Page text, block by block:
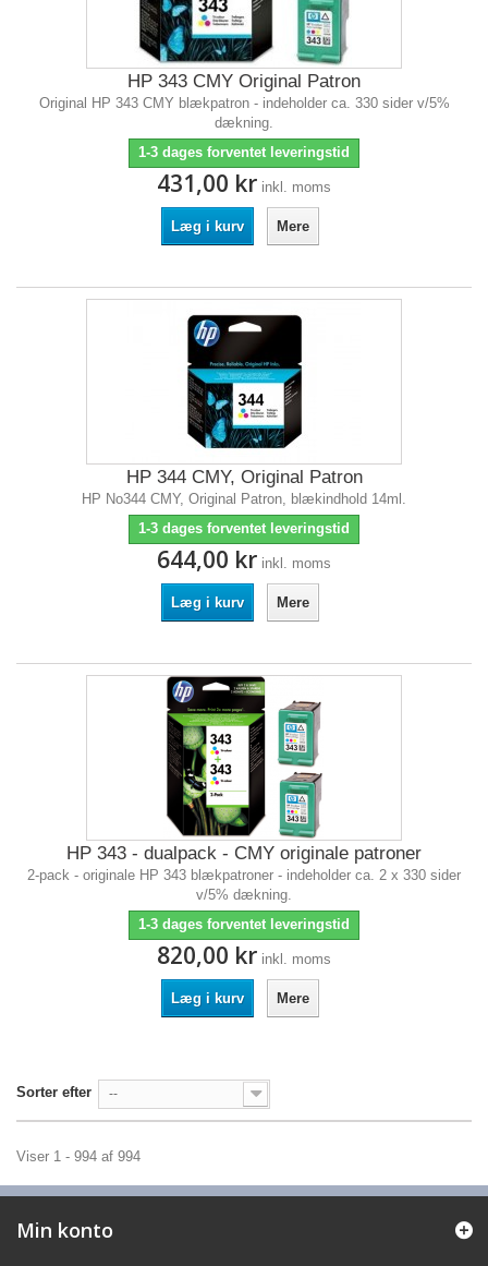
HP 343 CMY Original Patron
Original HP 343 CMY blækpatron - indeholder ca. 330 sider v/5%
dækning.
1-3 dages forventet leveringstid
431,00 kr inkl. moms
Læg i kurv Mere
HP 344 CMY, Original Patron
HP No344 CMY, Original Patron, blækindhold 14ml.
1-3 dages forventet leveringstid
644,00 kr inkl. moms
Læg i kurv Mere
HP 343 - dualpack - CMY originale patroner
2-pack - originale HP 343 blækpatroner - indeholder ca. 2 x 330 sider
v/5% dækning.
1-3 dages forventet leveringstid
820,00 kr inkl. moms
Læg i kurv Mere
Sorter efter --
Viser 1 - 994 af 994
Min konto